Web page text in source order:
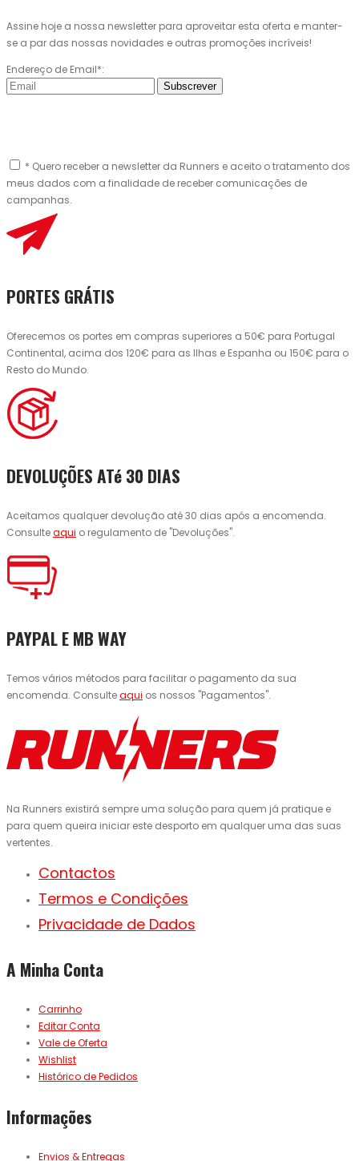
Assine hoje a nossa newsletter para aproveitar esta oferta e manter-
se a par das nossas novidades e outras promoções incríveis!
Endereço de Email*:
Subscrever
* Quero receber a newsletter da Runners e aceito o tratamento dos
meus dados com a finalidade de receber comunicações de
campanhas.
PORTES GRÁTIS
Oferecemos os portes em compras superiores a 50€ para Portugal
Continental, acima dos 120€ para as Ilhas e Espanha ou 150€ para o
Resto do Mundo.
DEVOLUÇÕES ATé 30 DIAS
Aceitamos qualquer devolução até 30 dias após a encomenda.
Consulteaqui o regulamento de "Devoluções".
PAYPAL E MB WAY
Temos vários métodos para facilitar o pagamento da sua
encomenda. Consulteaqui os nossos "Pagamentos".
Na Runners existirá sempre uma solução para quem já pratique e
para quem queira iniciar este desporto em qualquer uma das suas
vertentes.
Contactos
Termos e Condições
Privacidade de Dados
A Minha Conta
Carrinho
Editar Conta
Vale de Oferta
Wishlist
Histórico de Pedidos
Informações
Envios & Entregas